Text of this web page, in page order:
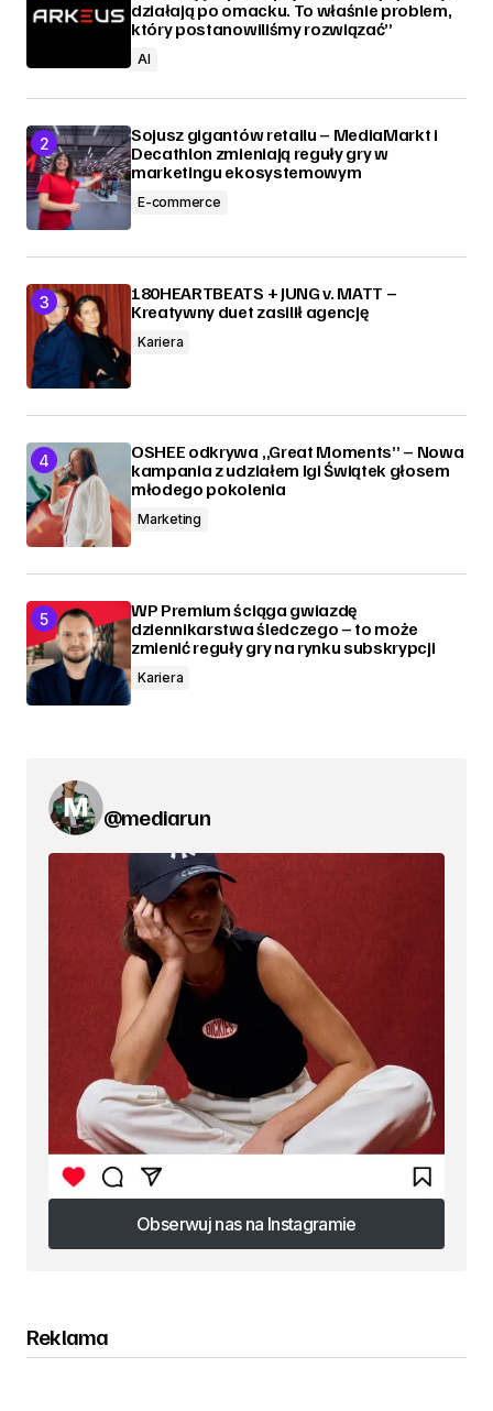
działają po omacku. To właśnie problem,
który postanowiliśmy rozwiązać”
AI
Sojusz gigantów retailu – MediaMarkt i
Decathlon zmieniają reguły gry w
marketingu ekosystemowym
E-commerce
180HEARTBEATS + JUNG v. MATT –
Kreatywny duet zasilił agencję
Kariera
OSHEE odkrywa „Great Moments” – Nowa
kampania z udziałem Igi Świątek głosem
młodego pokolenia
Marketing
WP Premium ściąga gwiazdę
dziennikarstwa śledczego – to może
zmienić reguły gry na rynku subskrypcji
Kariera
@mediarun
Obserwuj nas na Instagramie
Obserwuj nas na Instagramie
Reklama